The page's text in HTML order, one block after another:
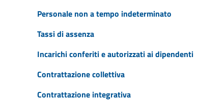
Personale non a tempo indeterminato
Tassi di assenza
Incarichi conferiti e autorizzati ai dipendenti
Contrattazione collettiva
Contrattazione integrativa